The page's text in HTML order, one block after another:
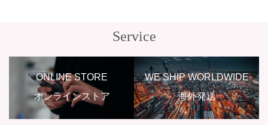
Service
ONLINE STORE
オンラインストア
WE SHIP WORLDWIDE
海外発送